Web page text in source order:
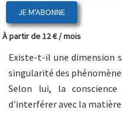
JE M'ABONNE
À partir de 12 € / mois
Existe-t-il une dimension
singularité des
Selon lui, la
d'interférer avec la matière.